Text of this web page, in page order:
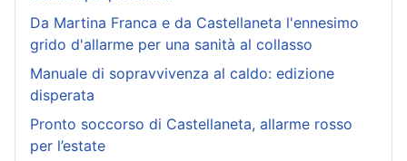
Da Martina Franca e da Castellaneta l'ennesimo
grido d'allarme per una sanità al collasso
Manuale di sopravvivenza al caldo: edizione
disperata
Pronto soccorso di Castellaneta, allarme rosso
per l’estate